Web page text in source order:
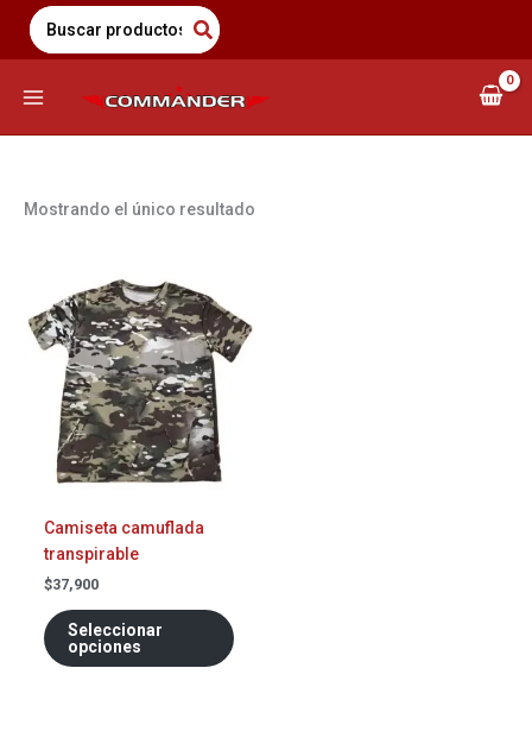
Saltar
contenido
Search
for:
Mostrando el único resultado
Camiseta camuflada
transpirable
$37,900
Seleccionar
opciones
tiene
múltiples
producto